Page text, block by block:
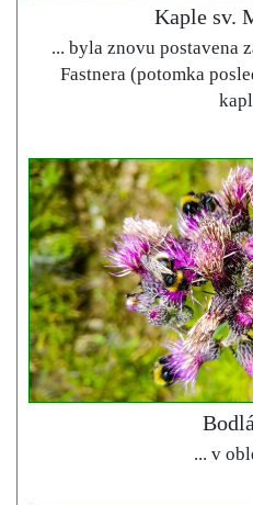
Kaple sv.
... byla znovu postavena
Fastnera (potomka
... v